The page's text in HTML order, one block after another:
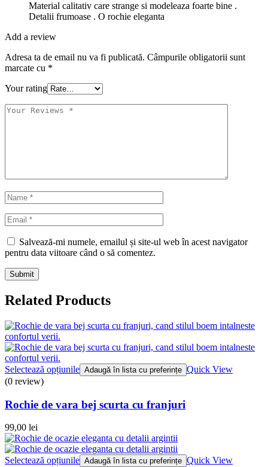
Material calitativ care strange si modeleaza foarte bine .
Detalii frumoase . O rochie eleganta
Add a review
Adresa ta de email nu va fi publicată. Câmpurile obligatorii sunt
marcate cu *
Your rating
Salvează-mi numele, emailul și site-ul web în acest navigator
pentru data viitoare când o să comentez.
Related Products
Selectează opțiunile Adaugă în lista cu preferințe Quick View
(0 review)
Rochie de vara bej scurta cu franjuri
99,00 lei
Selectează opțiunile Adaugă în lista cu preferințe Quick View